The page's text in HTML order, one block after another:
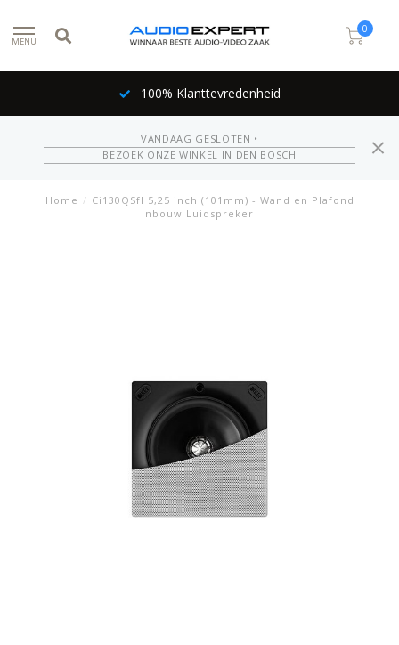
MENU
0
100% Klanttevredenheid
VANDAAG GESLOTEN •
BEZOEK ONZE WINKEL IN DEN BOSCH
Home / Ci130QSfl 5,25 inch (101mm) - Wand en Plafond
Inbouw Luidspreker